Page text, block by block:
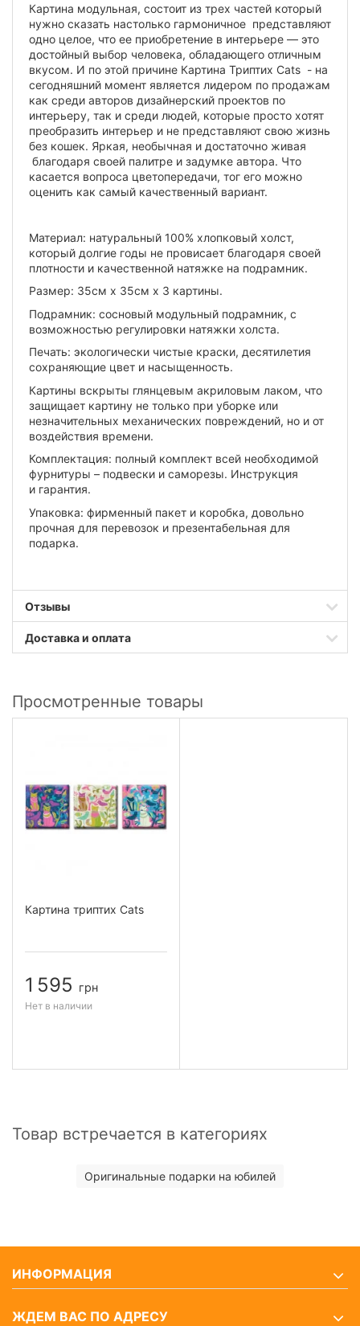
Картина модульная, состоит из трех частей который
нужно сказать настолько гармоничное представляют
одно целое, что ее приобретение в интерьере — это
достойный выбор человека, обладающего отличным
вкусом. И по этой причине Картина Триптих Cats - на
сегодняшний момент является лидером по продажам
как среди авторов дизайнерский проектов по
интерьеру, так и среди людей, которые просто хотят
преобразить интерьер и не представляют свою жизнь
без кошек. Яркая, необычная и достаточно живая
благодаря своей палитре и задумке автора. Что
касается вопроса цветопередачи, тог его можно
оценить как самый качественный вариант.
Материал: натуральный 100% хлопковый холст,
который долгие годы не провисает благодаря своей
плотности и качественной натяжке на подрамник.
Размер: 35см х 35см х 3 картины.
Подрамник: сосновый модульный подрамник, с
возможностью регулировки натяжки холста.
Печать: экологически чистые краски, десятилетия
сохраняющие цвет и насыщенность.
Картины вскрыты глянцевым акриловым лаком, что
защищает картину не только при уборке или
незначительных механических повреждений, но и от
воздействия времени.
Комплектация: полный комплект всей необходимой
фурнитуры – подвески и саморезы. Инструкция
и гарантия.
Упаковка: фирменный пакет и коробка, довольно
прочная для перевозок и презентабельная для
подарка.
Отзывы
Доставка и оплата
Просмотренные товары
Картина триптих Cats
1 595 грн
Нет в наличии
Товар встречается в категориях
Оригинальные подарки на юбилей
ИНФОРМАЦИЯ
ЖДЕМ ВАС ПО АДРЕСУ